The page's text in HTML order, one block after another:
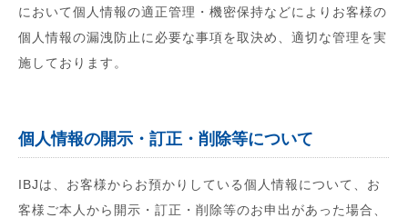
において個人情報の適正管理・機密保持などによりお客様の
個人情報の漏洩防止に必要な事項を取決め、適切な管理を実
施しております。
個人情報の開示・訂正・削除等について
IBJは、お客様からお預かりしている個人情報について、お
客様ご本人から開示・訂正・削除等のお申出があった場合、